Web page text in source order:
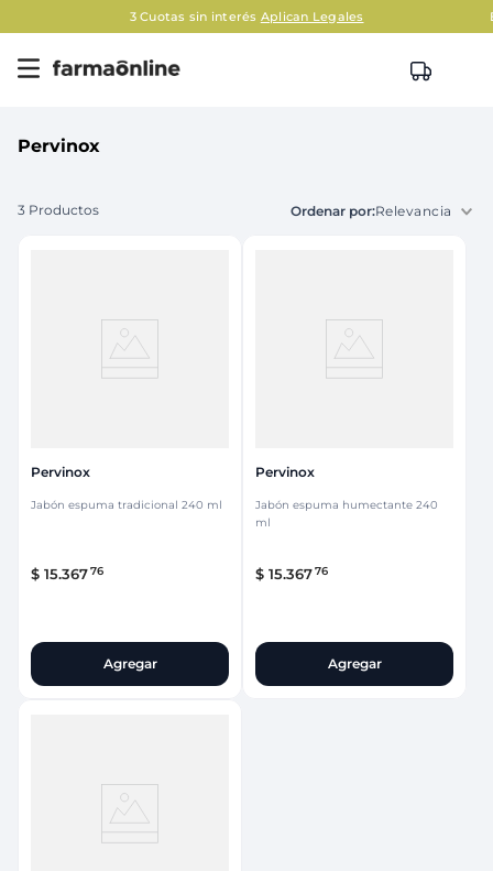
3 Cuotas sin interés Aplican Legales
Pervinox
3 Productos Relevancia
Pervinox
Jabón espuma tradicional 240 ml
$ 15.36776
Agregar
Pervinox
Jabón espuma humectante 240
ml
$ 15.36776
Agregar